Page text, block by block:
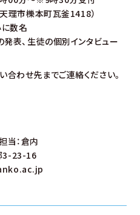
理市櫟本町瓦釜1418）
数名
発表、生徒の個別インタビュー
わせ先までご連絡ください。
：倉内
3-23-16